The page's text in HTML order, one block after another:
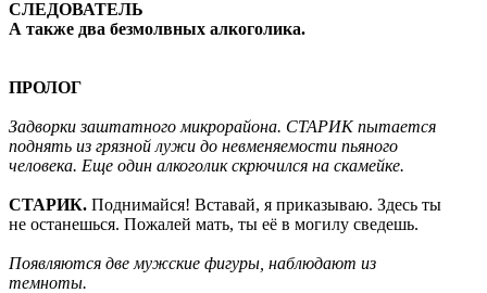
СЛЕДОВАТЕЛЬ
А также два безмолвных алкоголика.
ПРОЛОГ
Задворки заштатного микрорайона. СТАРИК пытается
поднять из грязной лужи до невменяемости пьяного
человека. Еще один алкоголик скрючился на скамейке.
СТАРИК. Поднимайся! Вставай, я приказываю. Здесь ты
не останешься. Пожалей мать, ты её в могилу сведешь.
Появляются две мужские фигуры, наблюдают из
темноты.